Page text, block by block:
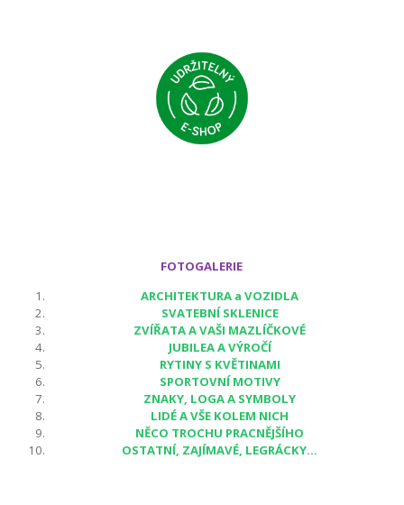
FOTOGALERIE
ARCHITEKTURA a VOZIDLA
SVATEBNÍ SKLENICE
ZVÍŘATA A VAŠI MAZLÍČKOVÉ
JUBILEA A VÝROČÍ
RYTINY S KVĚTINAMI
SPORTOVNÍ MOTIVY
ZNAKY, LOGA A SYMBOLY
LIDÉ A VŠE KOLEM NICH
NĚCO TROCHU PRACNĚJŠÍHO
OSTATNÍ, ZAJÍMAVÉ, LEGRÁCKY...